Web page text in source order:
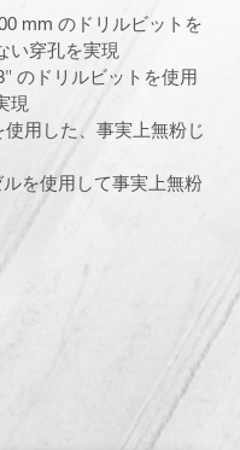
mm のドリルビットを
い穿孔を実現
のドリルビットを使用
現
用した、事実上無粉じ
を使用して事実上無粉